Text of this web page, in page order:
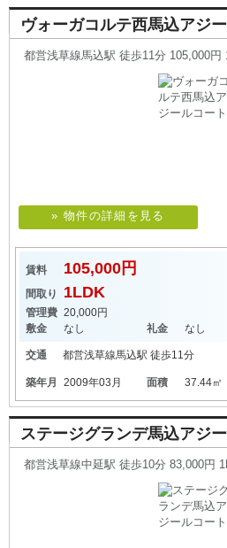
ヴォーガコルテ西馬込アジ
都営浅草線馬込駅 徒歩11分 105,000円
» 物件の詳細を見る
賃料 105,000円
間取り 1LDK
管理費 20,000円
敷金
なし 礼金 なし
交通 都営浅草線馬込駅 徒歩11分
築年月 2009年03月 面積 37.44㎡
ステージグランデ馬込アジ
都営浅草線中延駅 徒歩10分 83,000円